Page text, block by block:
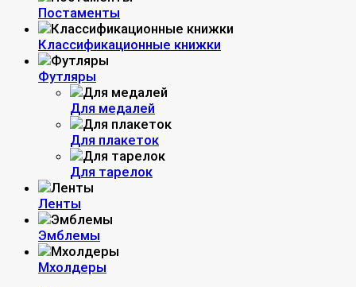
Постаменты
Классификационные книжки
Футляры
Для медалей
Для плакеток
Для тарелок
Ленты
Эмблемы
Мхолдеры